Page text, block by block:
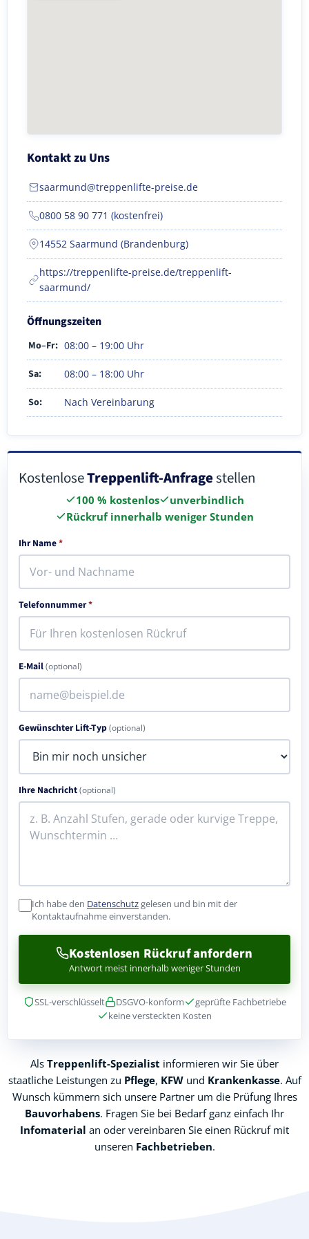
Kontakt zu Uns
saarmund@treppenlifte-preise.de
0800 58 90 771 (kostenfrei)
14552 Saarmund (Brandenburg)
https://treppenlifte-preise.de/treppenlift-
saarmund/
Öffnungszeiten
Mo–Fr: 08:00 – 19:00 Uhr
Sa: 08:00 – 18:00 Uhr
So: Nach Vereinbarung
KostenloseTreppenlift-Anfragestellen
100 % kostenlos
unverbindlich
Rückruf innerhalb weniger Stunden
Ihr Name*
Telefonnummer*
E-Mail(optional)
Gewünschter Lift-Typ(optional)
Ihre Nachricht(optional)
Ich habe den Datenschutzgelesen und bin mit der
Kontaktaufnahme einverstanden.
Kostenlosen Rückruf anfordern
Antwort meist innerhalb weniger Stunden
SSL-verschlüsselt DSGVO-konform
geprüfte Fachbetriebe
keine versteckten Kosten
Als Treppenlift-Spezialist informieren wir Sie über
staatliche Leistungen zu Pflege, KFWund Krankenkasse. Auf
Wunsch kümmern sich unsere Partner um die Prüfung Ihres
Bauvorhabens. Fragen Sie bei Bedarf ganz einfach Ihr
Infomaterial an oder vereinbaren Sie einen Rückruf mit
unseren Fachbetrieben.